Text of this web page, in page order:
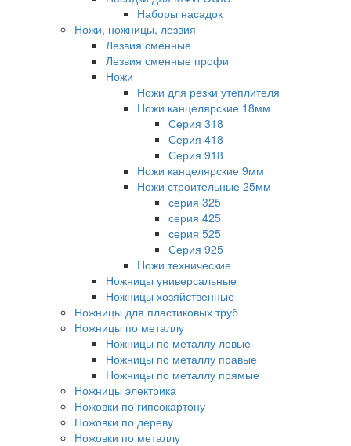
Наборы насадок
Ножи, ножницы, лезвия
Лезвия сменные
Лезвия сменные профи
Ножи
Ножи для резки утеплителя
Ножи канцелярские 18мм
Серия 318
Серия 418
Серия 918
Ножи канцелярские 9мм
Ножи строительные 25мм
серия 325
серия 425
серия 525
Серия 925
Ножи технические
Ножницы универсальные
Ножницы хозяйственные
Ножницы для пластиковых труб
Ножницы по металлу
Ножницы по металлу левые
Ножницы по металлу правые
Ножницы по металлу прямые
Ножницы электрика
Ножовки по гипсокартону
Ножовки по дереву
Ножовки по металлу